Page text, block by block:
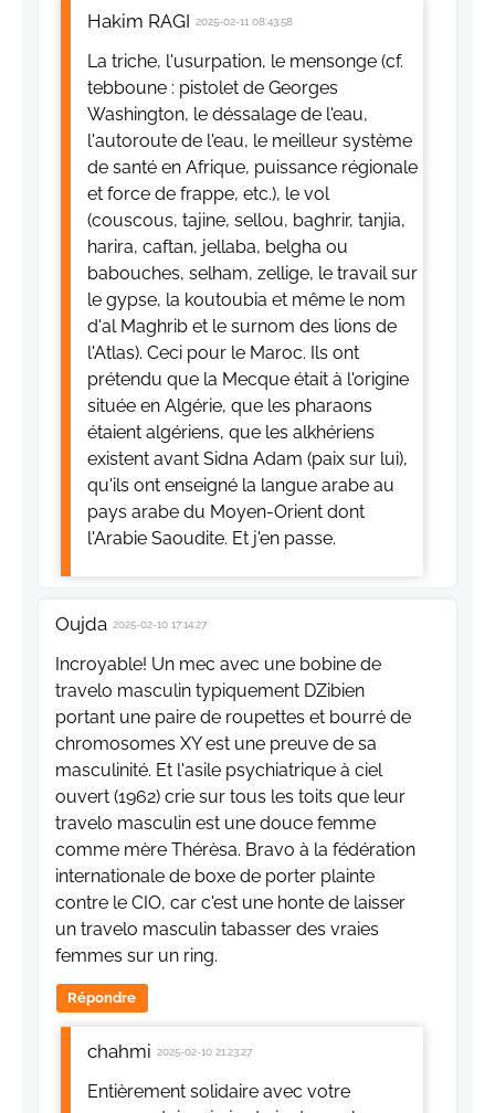
Hakim RAGI 2025-02-11 08:43:58
La triche, l'usurpation, le mensonge (cf.
tebboune : pistolet de Georges
Washington, le déssalage de l'eau,
l'autoroute de l'eau, le meilleur système
de santé en Afrique, puissance régionale
et force de frappe, etc.), le vol
(couscous, tajine, sellou, baghrir, tanjia,
harira, caftan, jellaba, belgha ou
babouches, selham, zellige, le travail sur
le gypse, la koutoubia et même le nom
d'al Maghrib et le surnom des lions de
l'Atlas). Ceci pour le Maroc. Ils ont
prétendu que la Mecque était à l'origine
située en Algérie, que les pharaons
étaient algériens, que les alkhériens
existent avant Sidna Adam (paix sur lui),
qu'ils ont enseigné la langue arabe au
pays arabe du Moyen-Orient dont
l'Arabie Saoudite. Et j'en passe.
Oujda 2025-02-10 17:14:27
Incroyable! Un mec avec une bobine de
travelo masculin typiquement DZibien
portant une paire de roupettes et bourré de
chromosomes XY est une preuve de sa
masculinité. Et l'asile psychiatrique à ciel
ouvert (1962) crie sur tous les toits que leur
travelo masculin est une douce femme
comme mère Thérèsa. Bravo à la fédération
internationale de boxe de porter plainte
contre le CIO, car c'est une honte de laisser
un travelo masculin tabasser des vraies
femmes sur un ring.
Répondre
chahmi 2025-02-10 21:23:27
Entièrement solidaire avec votre